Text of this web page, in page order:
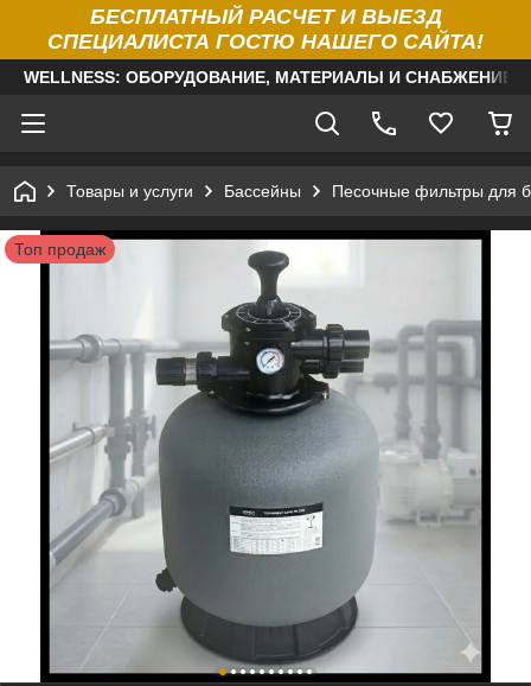
БЕСПЛАТНЫЙ РАСЧЕТ И ВЫЕЗД
СПЕЦИАЛИСТА ГОСТЮ НАШЕГО САЙТА!
WELLNESS: ОБОРУДОВАНИЕ, МАТЕРИАЛЫ И
Товары и услуги Бассейны Песочные фильтры для
Топ продаж